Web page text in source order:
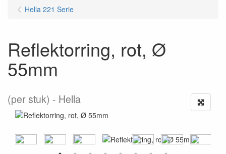
Hella 221 Serie
Reflektorring, rot, Ø
55mm
(per stuk) Hella